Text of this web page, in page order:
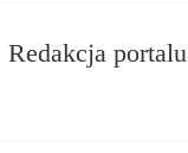
Redakcja portalu